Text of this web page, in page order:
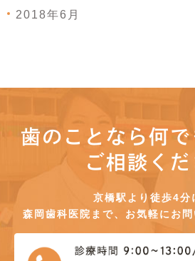
2018年6月
歯のことなら何で
ご相談く
京橋駅より徒歩4分
森岡歯科医院まで、お気軽にお問